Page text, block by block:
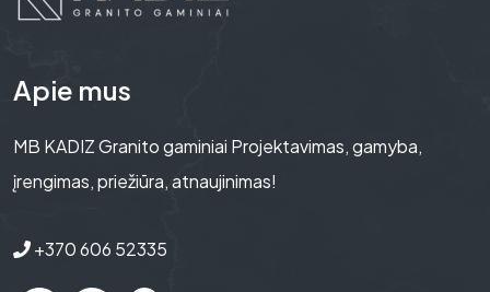
Apie mus
MB KADIZ Granito gaminiai Projektavimas, gamyba,
įrengimas, priežiūra, atnaujinimas!
+370 606 52335